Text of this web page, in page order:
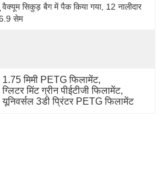
सिकुड़ बैग में पैक किया गया, 12 नालीदार
सेम
1.75 मिमी PETG फिलामेंट,
ग्लिटर मिंट ग्रीन पीईटीजी फिलामेंट,
यूनिवर्सल 3डी प्रिंटर PETG फिलामेंट